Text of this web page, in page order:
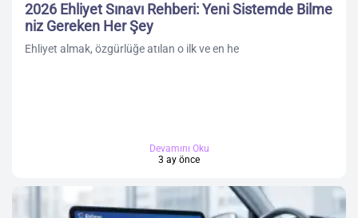
2026 Ehliyet Sınavı Rehberi: Yeni Sistemde Bilme
niz Gereken Her Şey
Ehliyet almak, özgürlüğe atılan o ilk ve en he
Devamını Oku
3 ay önce